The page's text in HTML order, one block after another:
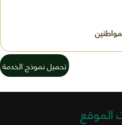
تحميل نموذج الخدمة
الموقع